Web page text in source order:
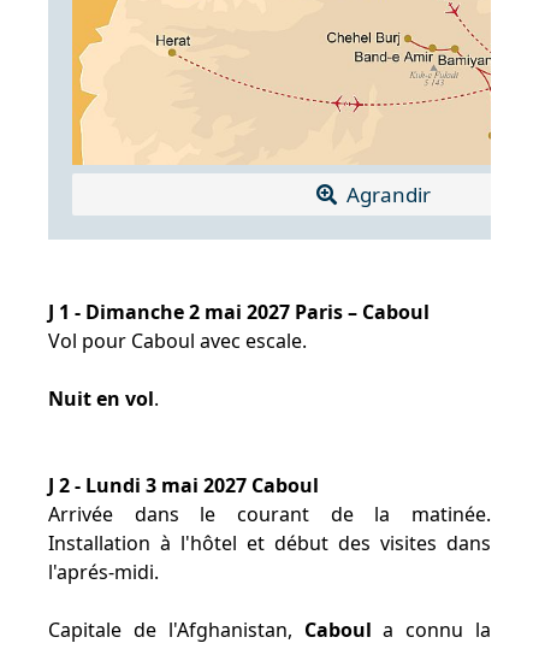
Agrandir
J 1 - Dimanche 2 mai 2027 Paris – Caboul
Vol pour Caboul avec escale.
Nuit en vol.
J 2 - Lundi 3 mai 2027 Caboul
Arrivée dans le courant de la matinée.
Installation à l'hôtel et début des visites dans
l'aprés-midi.
Capitale de l'Afghanistan, Caboul a connu la